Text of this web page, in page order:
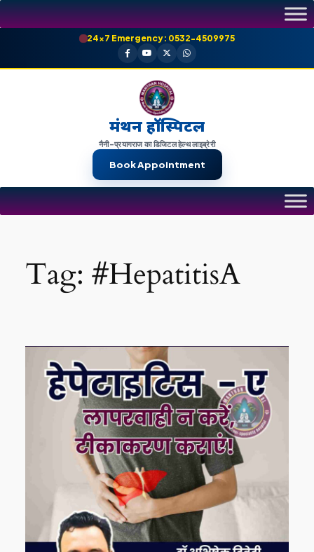
Skip
to
24×7 Emergency: 0532-4509975
मंथन हॉस्पिटल
नैनी-प्रयागराज का डिजिटल हेल्थ लाइब्रेरी
Book Appointment
Tag: #HepatitisA